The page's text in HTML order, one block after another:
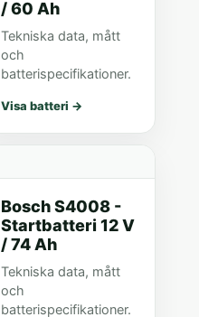
/ 60 Ah
Tekniska data, mått
och
batterispecifikationer.
Visa batteri →
Bosch S4008 -
Startbatteri 12 V
/ 74 Ah
Tekniska data, mått
och
batterispecifikationer.